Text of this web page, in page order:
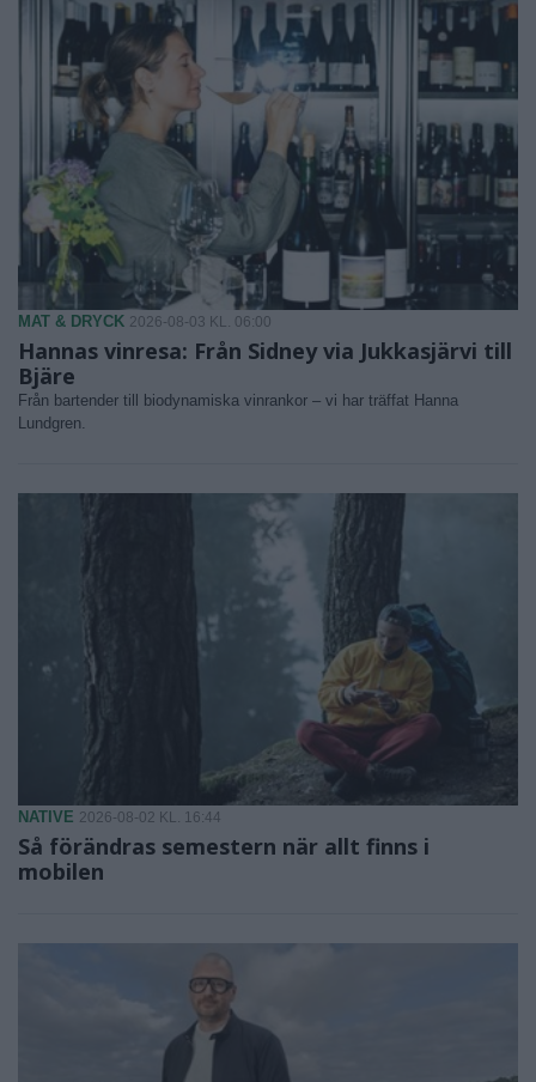
MAT & DRYCK 2026-08-03 KL. 06:00
Hannas vinresa: Från Sidney via Jukkasjärvi till
Bjäre
Från bartender till biodynamiska vinrankor – vi har träffat Hanna
Lundgren.
NATIVE 2026-08-02 KL. 16:44
Så förändras semestern när allt finns i
mobilen